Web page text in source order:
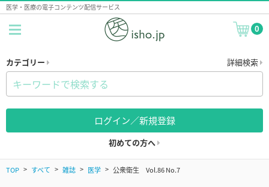
医学・医療の電子コンテンツ配信サービス
0
カテゴリー 詳細検索
ログイン／新規登録
初めての方へ
TOP すべて 雑誌 医学 公衆衛生 Vol.86 No.7